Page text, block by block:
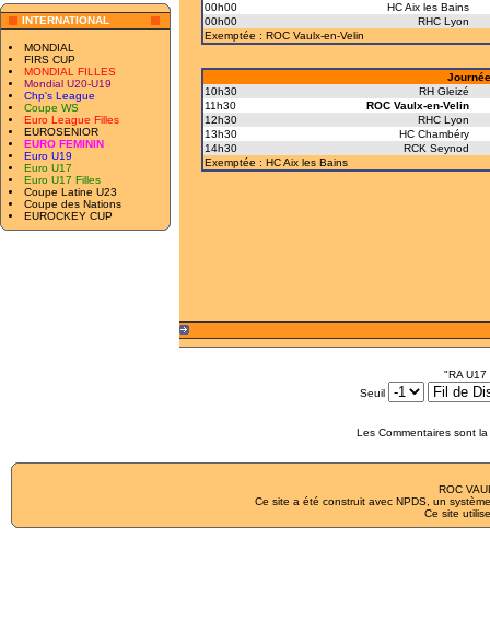
INTERNATIONAL
MONDIAL
FIRS CUP
MONDIAL FILLES
Mondial U20-U19
Chp's League
Coupe WS
Euro League Filles
EUROSENIOR
EURO FEMININ
Euro U19
Euro U17
Euro U17 Filles
Coupe Latine U23
Coupe des Nations
EUROCKEY CUP
00h00
HC Aix les Bains
00h00
RHC Lyon
Exemptée : ROC Vaulx-en-Velin
10h30
RH Gleizé
11h30
ROC Vaulx-en-Velin
12h30
RHC Lyon
13h30
HC Chambéry
14h30
RCK Seynod
Exemptée : HC Aix les Bains
"RA
Seuil
Les Commentaires sont
ROC
Ce site a été construit avec NPDS , un
Ce site